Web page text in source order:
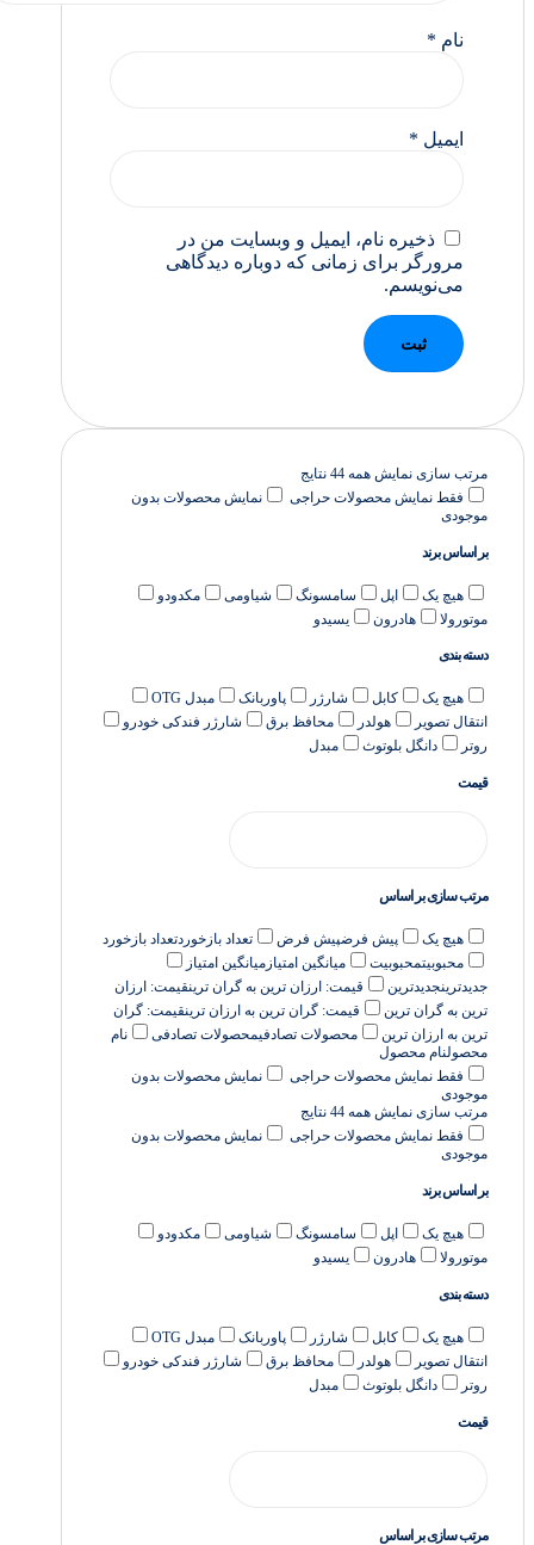
نام *
ایمیل *
ذخیره نام، ایمیل و وبسایت من در
مرورگر برای زمانی که دوباره دیدگاهی
می‌نویسم.
مرتب سازی نمایش همه 44 نتایج
فقط نمایش محصولات حراجی
نمایش محصولات بدون
موجودی
بر اساس برند
هیچ یک اپل سامسونگ شیاومی
مکدودو
موتورولا
هادرون یسیدو
دسته بندی
هیچ یک کابل شارژر پاوربانک
مبدل OTG
انتقال تصویر
هولدر محافظ برق
شارژر فندکی خودرو
روتر
دانگل بلوتوث مبدل
قیمت
مرتب سازی بر اساس
هیچ یک پیش فرضپیش فرض تعداد بازخوردتعداد بازخورد
محبوبیتمحبوبیت میانگین امتیاز میانگین امتیاز
جدیدترینجدیدترین قیمت: ارزان ترین به گران ترینقیمت: ارزان
ترین به گران ترین
قیمت: گران ترین به ارزان ترینقیمت: گران
ترین به ارزان ترین
محصولات تصادفیمحصولات تصادفی
نام
محصولنام محصول
فقط نمایش محصولات حراجی
نمایش محصولات بدون
موجودی
مرتب سازی نمایش همه 44 نتایج
فقط نمایش محصولات حراجی
نمایش محصولات بدون
موجودی
بر اساس برند
هیچ یک اپل سامسونگ شیاومی
مکدودو
موتورولا
هادرون یسیدو
دسته بندی
هیچ یک کابل شارژر پاوربانک
مبدل OTG
انتقال تصویر
هولدر محافظ برق
شارژر فندکی خودرو
روتر
دانگل بلوتوث مبدل
قیمت
مرتب سازی بر اساس